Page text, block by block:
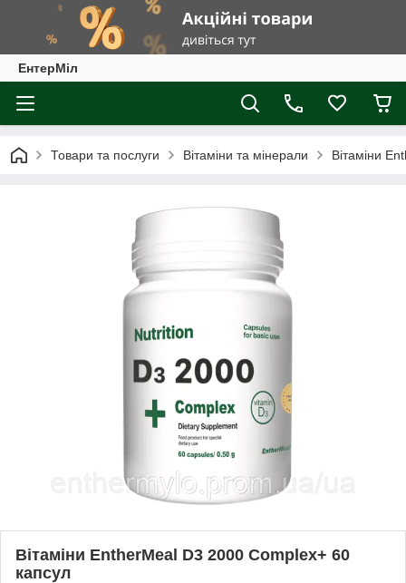
ЕнтерМіл
Товари та послуги Вітаміни та мінерали Вітаміни
Вітаміни EntherMeal D3 2000 Complex+ 60
капсул